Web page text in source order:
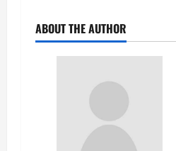
ABOUT THE AUTHOR